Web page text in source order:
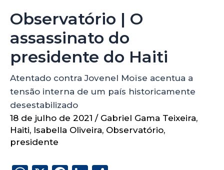
Observatório | O
assassinato do
presidente do Haiti
Atentado contra Jovenel Moïse acentua a
tensão interna de um país historicamente
desestabilizado
18 de julho de 2021 / Gabriel Gama Teixeira,
Haiti, Isabella Oliveira, Observatório,
presidente